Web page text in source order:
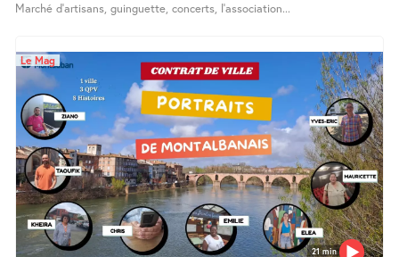
Marché d’artisans, guinguette, concerts, l’association...
21 min
Le Mag